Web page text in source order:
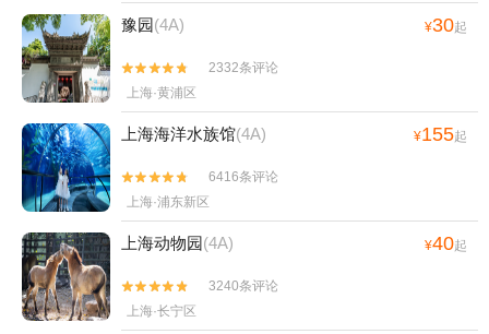
豫园(4A) ¥30起


2332条评论
上海·黄浦区
上海海洋水族馆(4A) ¥155起


6416条评论
上海·浦东新区
上海动物园(4A) ¥40起


3240条评论
上海·长宁区